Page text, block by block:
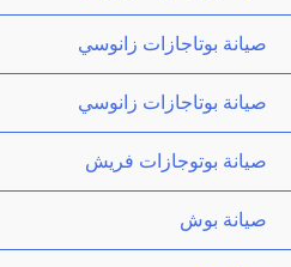
صيانة بوتاجازات زانوسي
صيانة بوتاجازات زانوسي
صيانة بوتوجازات فريش
صيانة بوش